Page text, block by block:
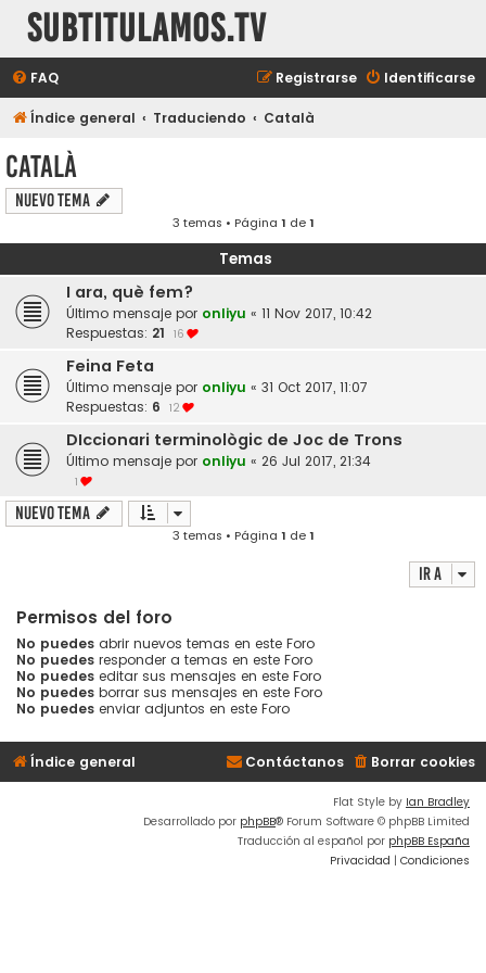
subtitulamos.tv
FAQ Identificarse
Registrarse
Índice general Traduciendo Català
Català
Nuevo Tema
3 temas • Página 1 de1
Temas
I ara, què fem?
Último mensaje por onliyu « 11 Nov 2017, 10:42
Respuestas: 21 16
Feina Feta
Último mensaje por onliyu « 31 Oct 2017, 11:07
Respuestas: 6 12
DIccionari terminològic de Joc de Trons
Último mensaje por onliyu « 26 Jul 2017, 21:34
1
Nuevo Tema
3 temas • Página 1 de1
Ir a
Permisos del foro
No puedes abrir nuevos temas en este Foro
No puedes responder a temas en este Foro
No puedes editar sus mensajes en este Foro
No puedes borrar sus mensajes en este Foro
No puedes enviar adjuntos en este Foro
Índice general Borrar cookies
Contáctanos
Flat Style by Ian Bradley
Desarrollado por phpBB® Forum Software © phpBB Limited
Traducción al español por phpBB España
Privacidad | Condiciones